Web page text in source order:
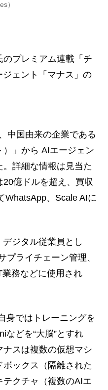
）
プレミアム連載「チ
ェント「マナス」の
中国由来の企業である
」から AIエージェン
詳細な情報は見当た
億ドルを超え、買収
WhatsApp、Scale AIに
ジタル従業員とし
ライチェーン管理、
務などに使用され
ではトレーニングを
などを“大脳”とすれ
スは複数の仮想マシ
ックス（隔離された
クチャ（複数のAIエ